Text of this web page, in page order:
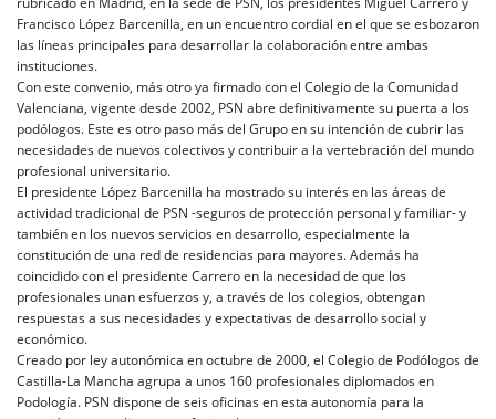
Francisco López Barcenilla, en un encuentro cordial en el que se esbozaron
las líneas principales para desarrollar la colaboración entre ambas
instituciones.
Con este convenio, más otro ya firmado con el Colegio de la Comunidad
Valenciana, vigente desde 2002, PSN abre definitivamente su puerta a los
podólogos. Este es otro paso más del Grupo en su intención de cubrir las
necesidades de nuevos colectivos y contribuir a la vertebración del mundo
profesional universitario.
El presidente López Barcenilla ha mostrado su interés en las áreas de
actividad tradicional de PSN -seguros de protección personal y familiar- y
también en los nuevos servicios en desarrollo, especialmente la
constitución de una red de residencias para mayores. Además ha
coincidido con el presidente Carrero en la necesidad de que los
profesionales unan esfuerzos y, a través de los colegios, obtengan
respuestas a sus necesidades y expectativas de desarrollo social y
económico.
Creado por ley autonómica en octubre de 2000, el Colegio de Podólogos de
Castilla-La Mancha agrupa a unos 160 profesionales diplomados en
Podología. PSN dispone de seis oficinas en esta autonomía para la